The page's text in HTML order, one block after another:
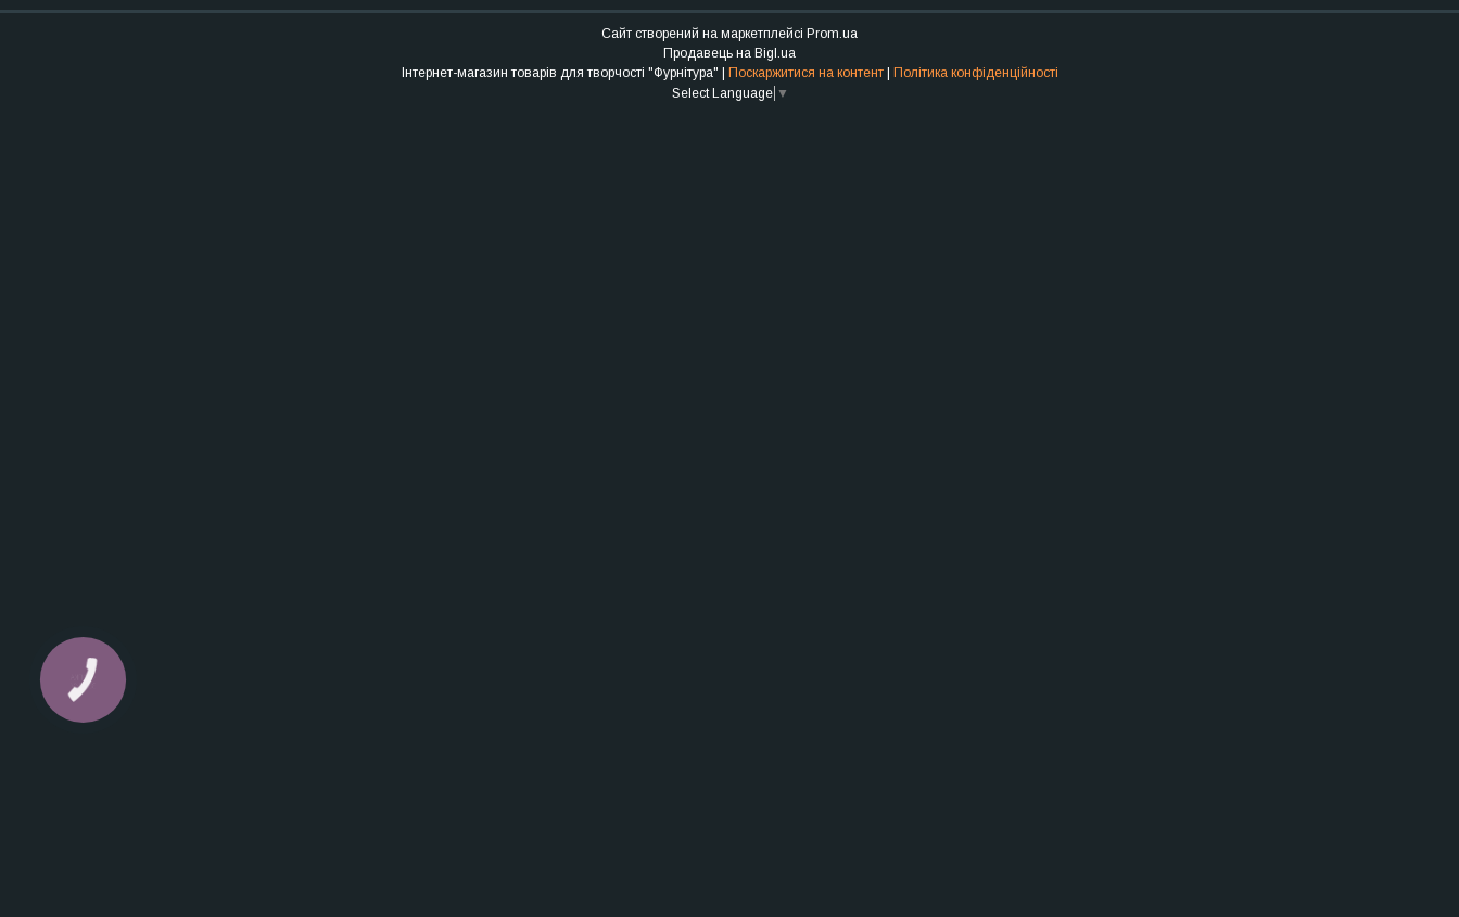
Сайт створений на маркетплейсі Prom.ua
Продавець на Bigl.ua
Інтернет-магазин товарів для творчості "Фурнітура" | Поскаржитися на контент | Політика конфіденційності
Select Language ▼
КНОПКА
ЗВ'ЯЗКУ